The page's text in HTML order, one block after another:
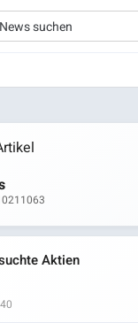
Aktien